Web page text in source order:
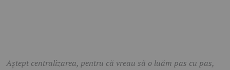
Aștept centralizarea, pentru că vreau să o luăm pas cu pas,